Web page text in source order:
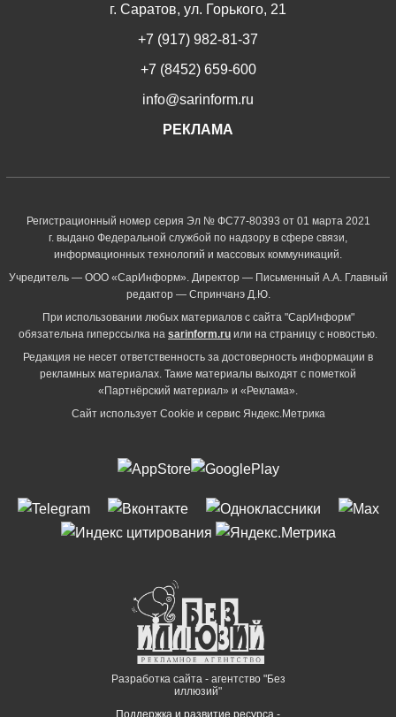
г. Саратов, ул. Горького, 21
+7 (917) 982-81-37
+7 (8452) 659-600
info@sarinform.ru
РЕКЛАМА
Регистрационный номер серия Эл № ФС77-80393 от 01 марта 2021
г. выдано Федеральной службой по надзору в сфере связи,
информационных технологий и массовых коммуникаций.
Учредитель — ООО «СарИнформ». Директор — Письменный А.А. Главный
редактор — Спринчанэ Д.Ю.
При использовании любых материалов с сайта "СарИнформ"
обязательна гиперссылка на sarinform.ru или на страницу с новостью.
Редакция не несет ответственность за достоверность информации в
рекламных материалах. Такие материалы выходят с пометкой
«Партнёрский материал» и «Реклама».
Сайт использует Cookie и сервиc Яндекс.Метрика
Разработка сайта - агентство "Без
иллюзий"
Поддержка и развитие ресурса -